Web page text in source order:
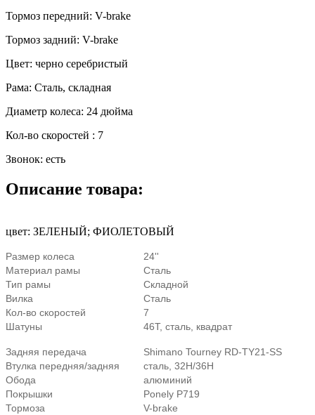
Тормоз передний: V-brake
Тормоз задний: V-brake
Цвет: черно серебристый
Рама: Сталь, складная
Диаметр колеса: 24 дюйма
Кол-во скоростей : 7
Звонок: есть
Описание товара:
цвет: ЗЕЛЕНЫЙ; ФИОЛЕТОВЫЙ
Размер колеса
24''
Материал рамы
Сталь
Тип рамы
Складной
Вилка
Сталь
Кол-во скоростей
7
Шатуны
46Т, сталь, квадрат
Задняя передача
Shimano Tourney RD-TY21-SS
Втулка передняя/задняя
сталь, 32Н/36Н
Обода
алюминий
Покрышки
Ponely P719
Тормоза
V-brake